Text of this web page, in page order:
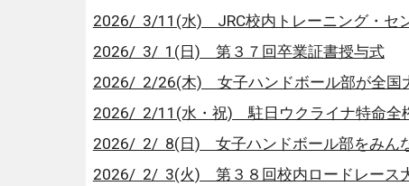
2026/ 3/11(水) JRC校内トレーニング・セ
2026/ 3/ 1(日) 第３７回卒業証書授与式
2026/ 2/26(木) 女子ハンドボール部が全国
2026/ 2/11(水・祝) 駐日ウクライナ特命全
2026/ 2/ 8(日) 女子ハンドボール部をみん
2026/ 2/ 3(火) 第３８回校内ロードレース